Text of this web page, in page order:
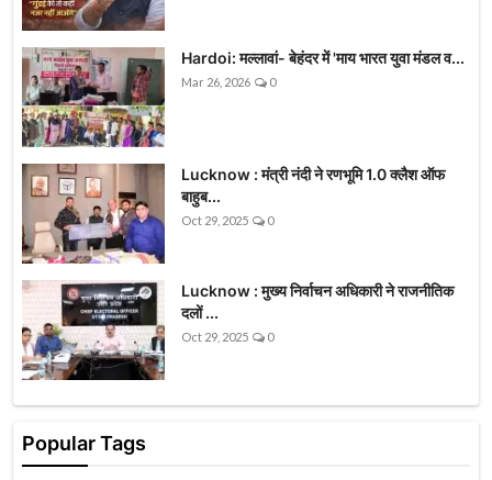
Hardoi: मल्लावां- बेहंदर में 'माय भारत युवा मंडल व...
Mar 26, 2026 0
Lucknow : मंत्री नंदी ने रणभूमि 1.0 क्लैश ऑफ
बाहुब...
Oct 29, 2025 0
Lucknow : मुख्य निर्वाचन अधिकारी ने राजनीतिक
दलों ...
Oct 29, 2025 0
Popular Tags